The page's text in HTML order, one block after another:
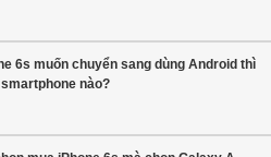
6s muốn chuyển sang dùng Android thì
nào?